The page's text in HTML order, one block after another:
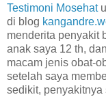
Testimoni Mosehat
di blog
menderita penyakit
anak saya 12 th,
macam jenis obat-
setelah saya
sedikit, penyakitnya